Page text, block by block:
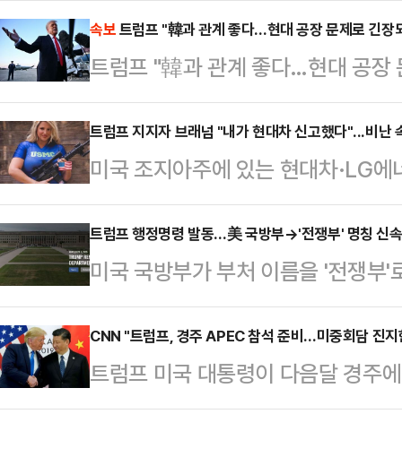
소셜미디어(SNS) 트루스소셜을
다"며 "이 전쟁이 끝나길 원하고 하
다"고 강조했다.그러면서 "이것이
없을 것이다"며 "이번이 마지막"이
휴전이 이루어지고 휴전 첫날 하마
석방하라고 촉구했다. 베…
속보트럼프 "韓과 관계 좋다…현대 공장 문제로 긴장
트럼프 "韓과 관계 좋다…현대 공장
트럼프 지지자 브래넘 "내가 현대차 신고했다"...비난
미국 조지아주에 있는 현대차·LG
민 단속이 이어지고 있는 가운데,
인 토리 브래넘이 자신이 이민 단속
에 시달리고 있다.5일(현지시간)
넘은 "내가 이민세관단속국(ICE)에
개월 동안 불법 체류 이민자가 해당
에 출입이 가능한 현지 스페인어 구
법 체류 노동자와 …
트럼프 행정명령 발동…美 국방부→'전쟁부' 명칭 신
미국 국방부가 부처 이름을 '전쟁부
따라 새 명칭을 공식적으로 사용하
페이지 상단에는 '국방부
'전쟁부'(Department of War)로
'www.defense.gov'에서
CNN "트럼프, 경주 APEC 참석 준비…미중회담 진지
트럼프 미국 대통령이 다음달 경주
APEC 정상회의 참석을 준비하고